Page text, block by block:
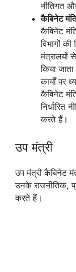
नीतिगत
कैबिनेट
कैबिनेट
विभागों की
मंत्रालयों
किया
कार्यों पर
कैबिनेट
करते हैं।
उप मंत्री
उप मंत्री कैबिनेट
उनके राजनीतिक,
करते हैं।